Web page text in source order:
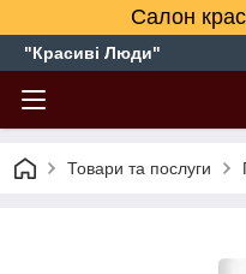
Салон
"Красиві Люди"
Товари та послуги